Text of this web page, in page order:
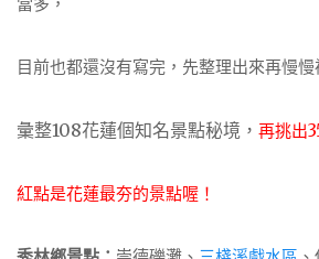
目前也都還沒有寫完，先整理出來再慢慢
彙整108花蓮個知名景點秘境， 再挑出
紅點是花蓮最夯的景點喔！